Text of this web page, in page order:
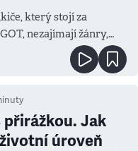
který stojí za
nezajímají žánry,
přirážkou. Jak
úroveň